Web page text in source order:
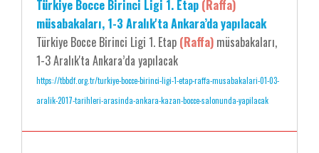
Türkiye Bocce Birinci Ligi 1. Etap (Raffa)
müsabakaları, 1-3 Aralık'ta Ankara’da yapılacak
Türkiye Bocce Birinci Ligi 1. Etap (Raffa) müsabakaları,
1-3 Aralık'ta Ankara’da yapılacak
https://tbbdf.org.tr/turkiye-bocce-birinci-ligi-1-etap-raffa-musabakalari-01-03-
aralik-2017-tarihleri-arasinda-ankara-kazan-bocce-salonunda-yapilacak